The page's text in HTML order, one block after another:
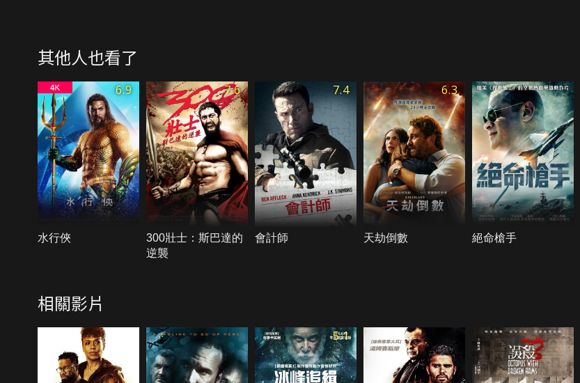
其他人也看了
6.9
水行俠
7.6
300壯士：斯巴達的
逆襲
7.4
會計師
6.3
天劫倒數 絕命槍手
相關影片
5.1